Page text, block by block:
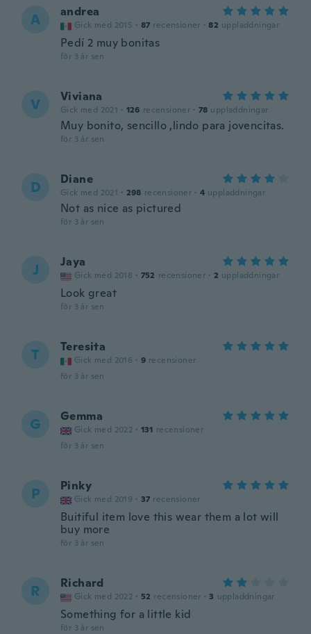
A andrea
Gick med 2015 · 87 recensioner · 82 uppladdningar
Pedí 2 muy bonitas
för 3 år sen
V Viviana
Gick med 2021 · 126 recensioner · 78 uppladdningar
Muy bonito, sencillo ,lindo para jovencitas.
för 3 år sen
D Diane
Gick med 2021 · 298 recensioner · 4 uppladdningar
Not as nice as pictured
för 3 år sen
J Jaya
Gick med 2018 · 752 recensioner · 2 uppladdningar
Look great
för 3 år sen
T Teresita
Gick med 2016 · 9 recensioner
för 3 år sen
G Gemma
Gick med 2022 · 131 recensioner
för 3 år sen
P Pinky
Gick med 2019 · 37 recensioner
Buitiful item love this wear them a lot will
buy more
för 3 år sen
R Richard
Gick med 2022 · 52 recensioner · 3 uppladdningar
Something for a little kid
för 3 år sen